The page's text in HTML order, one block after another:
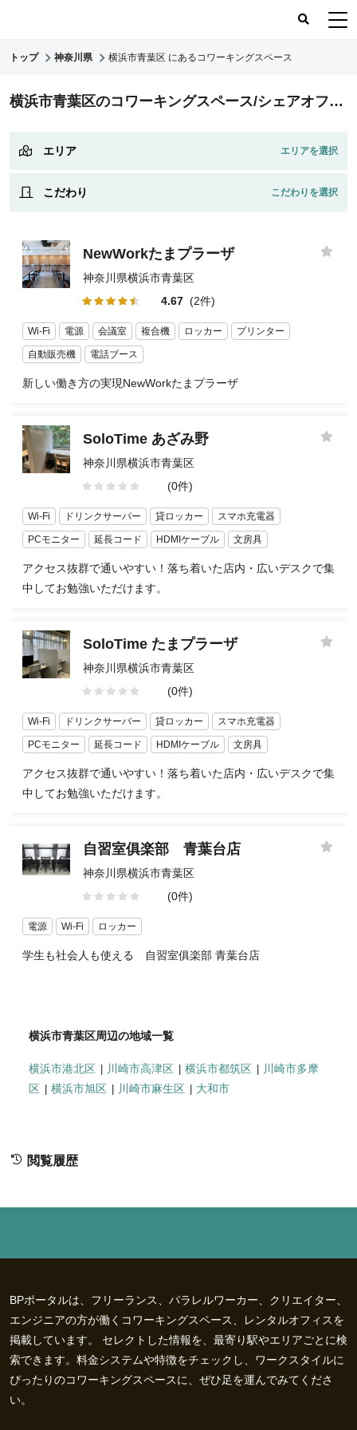
コワーキングスペース
コワーキングレポート
トップ 神奈川県 横浜市青葉区 にあるコワーキングスペース
横浜市青葉区のコワーキングスペース/シェアオフィス
エリア
こだわり
NewWorkたまプラーザ
神奈川県横浜市青葉区
4.67 (2件)
Wi-Fi 電源 会議室 複合機 ロッカー プリンター
自動販売機 電話ブース
新しい働き方の実現NewWorkたまプラーザ
SoloTime あざみ野
神奈川県横浜市青葉区
(0件)
Wi-Fi ドリンクサーバー 貸ロッカー スマホ充電器
PCモニター 延長コード HDMIケーブル 文房具
アクセス抜群で通いやすい！落ち着いた店内・広いデスクで集
中してお勉強いただけます。
SoloTime たまプラーザ
神奈川県横浜市青葉区
(0件)
Wi-Fi ドリンクサーバー 貸ロッカー スマホ充電器
PCモニター 延長コード HDMIケーブル 文房具
アクセス抜群で通いやすい！落ち着いた店内・広いデスクで集
中してお勉強いただけます。
自習室俱楽部 青葉台店
神奈川県横浜市青葉区
(0件)
電源 Wi-Fi ロッカー
学生も社会人も使える 自習室俱楽部 青葉台店
横浜市青葉区周辺の地域一覧
横浜市港北区 川崎市高津区 横浜市都筑区
川崎市多摩
区
横浜市旭区 川崎市麻生区 大和市
閲覧履歴
BPポータルは、フリーランス、パラレルワーカー、クリエイター、
エンジニアの方が働くコワーキングスペース、レンタルオフィスを
掲載しています。 セレクトした情報を、最寄り駅やエリアごとに検
索できます。料金システムや特徴をチェックし、ワークスタイルに
ぴったりのコワーキングスペースに、ぜひ足を運んでみてくださ
い。